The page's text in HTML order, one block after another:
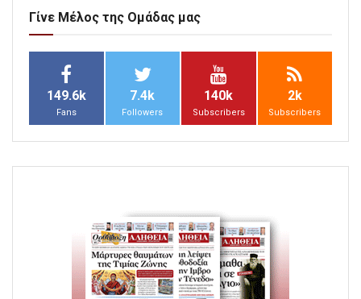
Γίνε Μέλος της Ομάδας μας
149.6k
Fans
7.4k
Followers
140k
Subscribers
2k
Subscribers